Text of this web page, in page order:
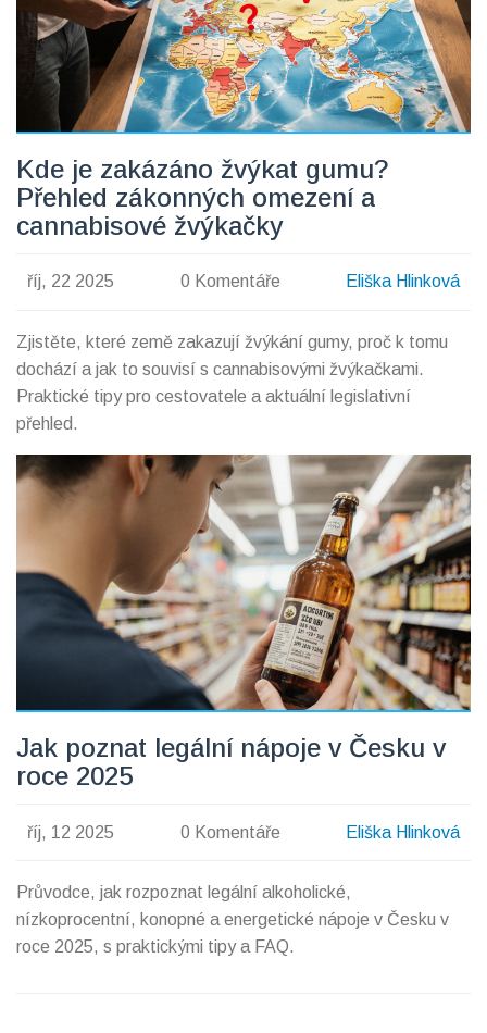
Kde je zakázáno žvýkat gumu?
Přehled zákonných omezení a
cannabisové žvýkačky
říj, 22 2025 0 Komentáře Eliška Hlinková
Zjistěte, které země zakazují žvýkání gumy, proč k tomu
dochází a jak to souvisí s cannabisovými žvýkačkami.
Praktické tipy pro cestovatele a aktuální legislativní
přehled.
Jak poznat legální nápoje v Česku v
roce 2025
říj, 12 2025 0 Komentáře Eliška Hlinková
Průvodce, jak rozpoznat legální alkoholické,
nízkoprocentní, konopné a energetické nápoje v Česku v
roce 2025, s praktickými tipy a FAQ.